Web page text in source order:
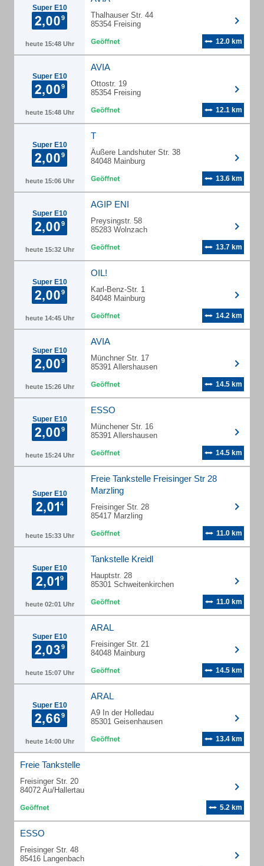
Super E10
heute 15:48 Uhr
Thalhauser Str. 44
85354 Freising
12.0 km
Super E10
heute 15:48 Uhr
AVIA
Ottostr. 19
85354 Freising
12.1 km
Super E10
heute 15:06 Uhr
T
Äußere Landshuter Str. 38
84048 Mainburg
13.6 km
Super E10
heute 15:32 Uhr
AGIP ENI
Preysingstr. 58
85283 Wolnzach
13.7 km
Super E10
heute 14:45 Uhr
OIL!
Karl-Benz-Str. 1
84048 Mainburg
14.2 km
Super E10
heute 15:26 Uhr
AVIA
Münchner Str. 17
85391 Allershausen
14.5 km
Super E10
heute 15:24 Uhr
ESSO
Münchener Str. 16
85391 Allershausen
14.5 km
Super E10
heute 15:33 Uhr
Freie Tankstelle Freisinger Str 28
Marzling
Freisinger Str. 28
85417 Marzling
11.0 km
Super E10
heute 02:01 Uhr
Tankstelle Kreidl
Hauptstr. 28
85301 Schweitenkirchen
11.0 km
Super E10
heute 15:07 Uhr
ARAL
Freisinger Str. 21
84048 Mainburg
14.5 km
Super E10
heute 14:00 Uhr
ARAL
A9 In der Holledau
85301 Geisenhausen
13.4 km
Freie Tankstelle
Freisinger Str. 20
84072 Au/Hallertau
5.2 km
ESSO
Freisinger Str. 48
85416 Langenbach